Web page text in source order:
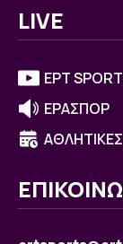
LIVE
ΕΡΤ
ΕΡΑΣΠΟΡ